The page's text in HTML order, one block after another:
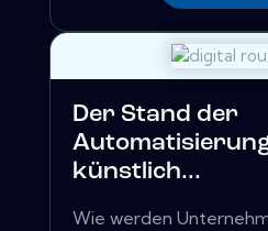
Der Stand der
künstlich...
Wie werden